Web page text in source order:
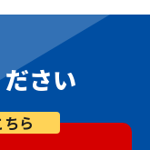
さい
ら